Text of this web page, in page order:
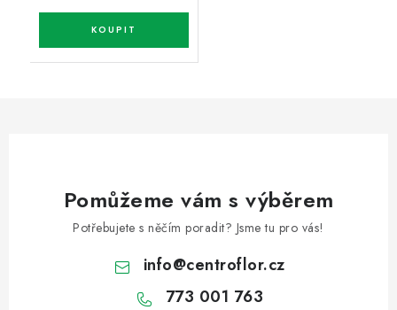
Pomůžeme vám s výběrem
Potřebujete s něčím poradit? Jsme tu pro vás!
info@centroflor.cz
773 001 763